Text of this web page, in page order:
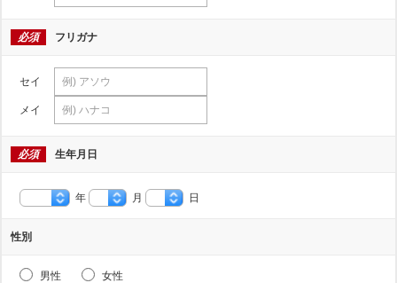
必須 フリガナ
セイ
メイ
必須 生年月日
年 月 日
性別
男性
女性